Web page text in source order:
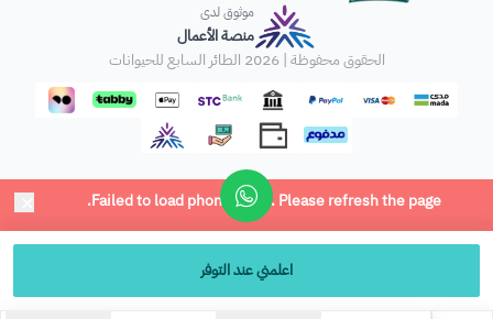
اعلمني عند التوفر
موثوق لدى
منصة الأعمال
الحقوق محفوظة | 2026
الطائر السابع للحيوانات
× Failed to load phone input. Please refresh the page.